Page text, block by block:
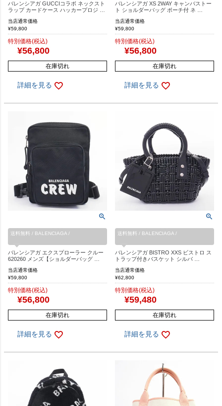
バレンシアガ GUCCIコラボ ネックスト
ラップ カードケース ハッカープロジ …
当店通常価格
¥59,800
特別価格(税込)
¥56,800
在庫切れ
詳細を見る
バレンシアガ XS 2WAY キャンバストー
ト ショルダーバッグ ポーチ付 ネ …
当店通常価格
¥59,800
特別価格(税込)
¥56,800
在庫切れ
詳細を見る
送料無料 / BALENCIAGA /
バレンシアガ エクスプローラー クルー
620260 メンズ【ショルダーバッグ …
当店通常価格
¥59,800
特別価格(税込)
¥56,800
在庫切れ
詳細を見る
送料無料 / BALENCIAGA /
バレンシアガ BISTRO XXS ビストロ ス
トラップ付きバスケット シルバ …
当店通常価格
¥62,800
特別価格(税込)
¥59,480
在庫切れ
詳細を見る